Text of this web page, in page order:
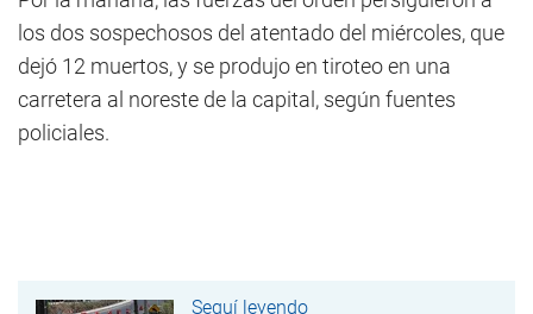
los dos sospechosos del atentado del miércoles, que
dejó 12 muertos, y se produjo en tiroteo en una
carretera al noreste de la capital, según fuentes
policiales.
Seguí leyendo